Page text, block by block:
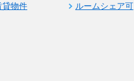
貸物件
ルームシェア可